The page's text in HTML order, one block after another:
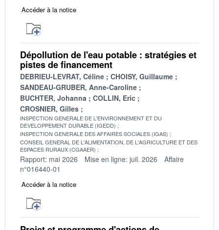
Accéder à la notice
Dépollution de l'eau potable : stratégies et
pistes de financement
DEBRIEU-LEVRAT, Céline
CHOISY, Guillaume
SANDEAU-GRUBER, Anne-Caroline
BUCHTER, Johanna
COLLIN, Eric
CROSNIER, Gilles
INSPECTION GENERALE DE L'ENVIRONNEMENT ET DU
DEVELOPPEMENT DURABLE (IGEDD)
INSPECTION GENERALE DES AFFAIRES SOCIALES (IGAS)
CONSEIL GENERAL DE L'ALIMENTATION, DE L'AGRICULTURE ET DES
ESPACES RURAUX (CGAAER)
Rapport: mai 2026 Mise en ligne: juil. 2026
Affaire
n°016440-01
Accéder à la notice